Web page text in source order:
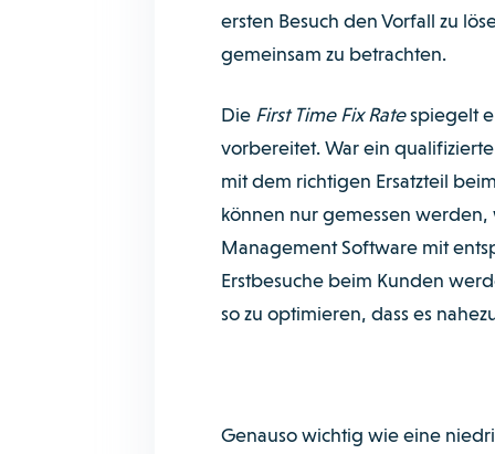
ersten Besuch den Vorfall zu
gemeinsam zu betrachten.
Die First Time Fix Ratespiegelt
vorbereitet. War ein
mit dem richtigen Ersatzteil
können nur gemessen werden,
Management Software mit
Erstbesuche beim Kunden
so zu optimieren, dass es
Genauso wichtig wie eine